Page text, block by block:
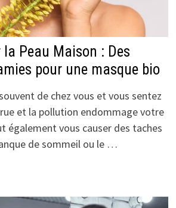
la Peau Maison : Des
pour une masque bio
de chez vous et vous sentez
et la pollution endommage votre
également vous causer des taches
de sommeil ou le …